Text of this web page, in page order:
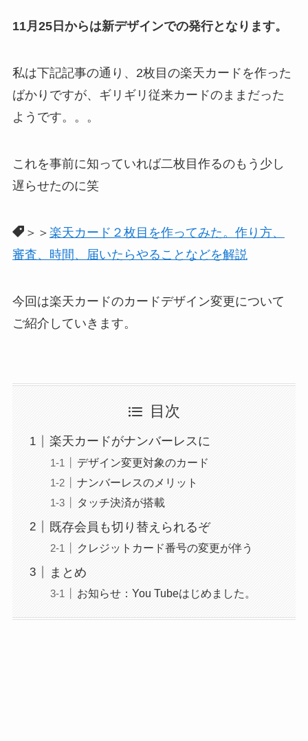
11月25日からは新デザインでの発行となります。
私は下記記事の通り、2枚目の楽天カードを作った
ばかりですが、ギリギリ従来カードのままだった
ようです。。。
これを事前に知っていれば二枚目作るのもう少し
遅らせたのに笑
＞＞ 楽天カード２枚目を作ってみた。作り方、
審査、時間、届いたらやることなどを解説
今回は楽天カードのカードデザイン変更について
ご紹介していきます。
目次
楽天カードがナンバーレスに
デザイン変更対象のカード
ナンバーレスのメリット
タッチ決済が搭載
既存会員も切り替えられるぞ
クレジットカード番号の変更が伴う
まとめ
お知らせ：You Tubeはじめました。